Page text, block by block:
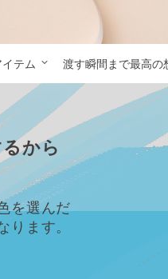
イテム 渡す瞬間まで最高
から
を選んだ
ります。